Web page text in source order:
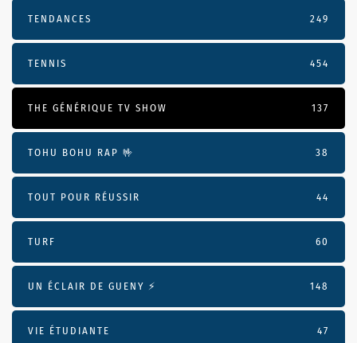
TENDANCES 249
TENNIS 454
THE GÉNÉRIQUE TV SHOW 137
TOHU BOHU RAP 🤟 38
TOUT POUR RÉUSSIR 44
TURF 60
UN ÉCLAIR DE GUENY ⚡️ 148
VIE ÉTUDIANTE 47